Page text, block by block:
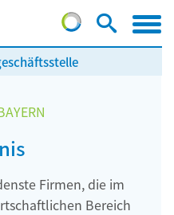
Firmen, die im
Bereich